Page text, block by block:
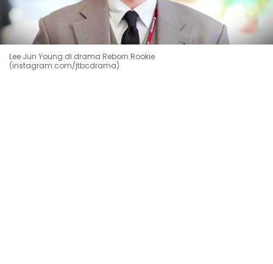
Lee Jun Young di drama Reborn Rookie
(instagram.com/jtbcdrama)